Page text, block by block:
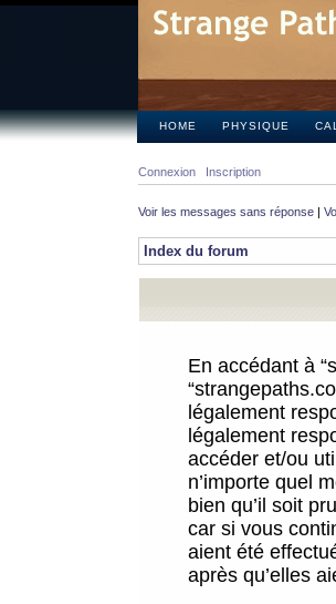
HOME PHYSIQUE
Connexion Inscription
Voir les messages sans réponse |
Index du forum
En accédant à
légalement
légalement
accéder et/ou
n’importe quel
bien qu’il soit
car si vous
aient été
après qu’elles